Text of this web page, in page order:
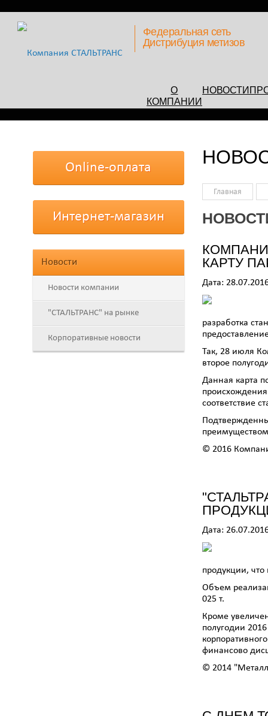
Федеральная сеть
Дистрибуция метизов
О
КОМПАНИИ
НОВОСТИ
Online-оплата
Интернет-магазин
Новости
Новости компании
"СТАЛЬТРАНС" на рынке
Корпоративные новости
Главная
КАРТУ
Дата:
разработка
Так, 28 июля
второе
Данная карта
соответствие
© 2016
Дата:
продукции,
Объем
025 т.
Кроме
полугодии
финансово
© 2014